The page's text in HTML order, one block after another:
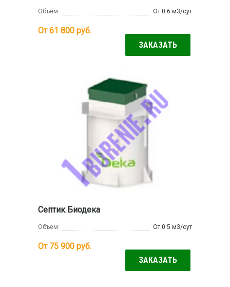
Объем: От 0.6 м3/сут
От 61 800 руб.
ЗАКАЗАТЬ
Септик Биодека
Объем: От 0.5 м3/сут
От 75 900 руб.
ЗАКАЗАТЬ